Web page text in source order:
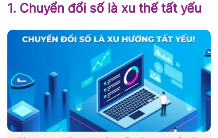
1. Chuyển đổi số là xu thế tất yếu